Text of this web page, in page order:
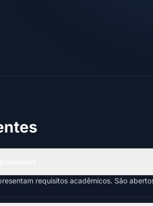
requisitos acadêmicos. São